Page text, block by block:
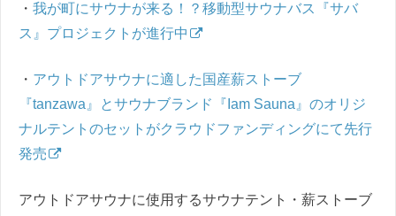
・ 我が町にサウナが来る！？移動型サウナバス『サバ
ス』プロジェクトが進行中
・ アウトドアサウナに適した国産薪ストーブ
『tanzawa』とサウナブランド『Iam Sauna』のオリジ
ナルテントのセットがクラウドファンディングにて先行
発売
アウトドアサウナに使用するサウナテント・薪ストーブ